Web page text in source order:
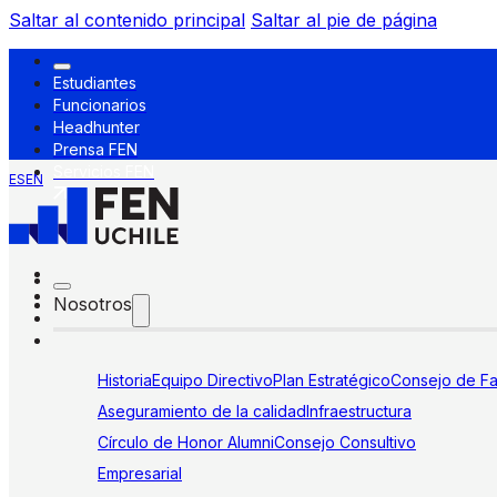
Saltar al contenido principal Saltar al pie de página
Estudiantes
Funcionarios
Headhunter
Prensa FEN
ESEN
Nosotros
HistoriaEquipo DirectivoPlan EstratégicoConsejo de
Aseguramiento de la calidadInfraestructura
Círculo de Honor AlumniConsejo Consultivo
Empresarial